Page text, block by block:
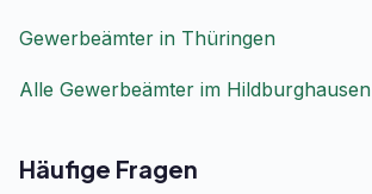
Gewerbeämter in Thüringen
Alle Gewerbeämter im Hildburghausen
Häufige Fragen